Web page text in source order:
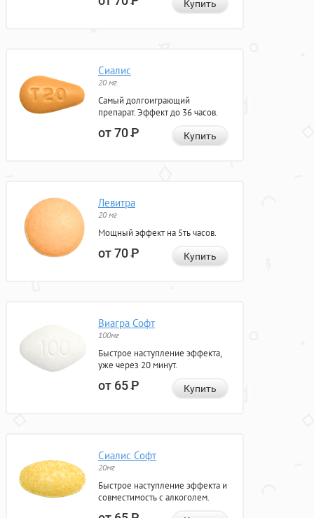
Купить
Сиалис
20 мг
Самый долгоиграющий
препарат. Эффект до 36 часов.
от 70Р Купить
Левитра
20 мг
Мощный эффект на 5ть часов.
от 70Р Купить
Виагра Софт
100мг
Быстрое наступление эффекта,
уже через 20 минут.
от 65Р Купить
Сиалис Софт
20мг
Быстрое наступление эффекта и
совместимость с алкоголем.